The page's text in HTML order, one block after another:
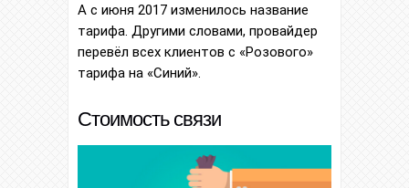
А с июня 2017 изменилось название
тарифа. Другими словами, провайдер
перевёл всех клиентов с «Розового»
тарифа на «Синий».
Стоимость связи